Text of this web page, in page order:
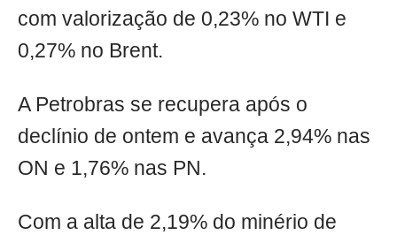
com valorização de 0,23% no WTI e
0,27% no Brent.
A Petrobras se recupera após o
declínio de ontem e avança 2,94% nas
ON e 1,76% nas PN.
Com a alta de 2,19% do minério de